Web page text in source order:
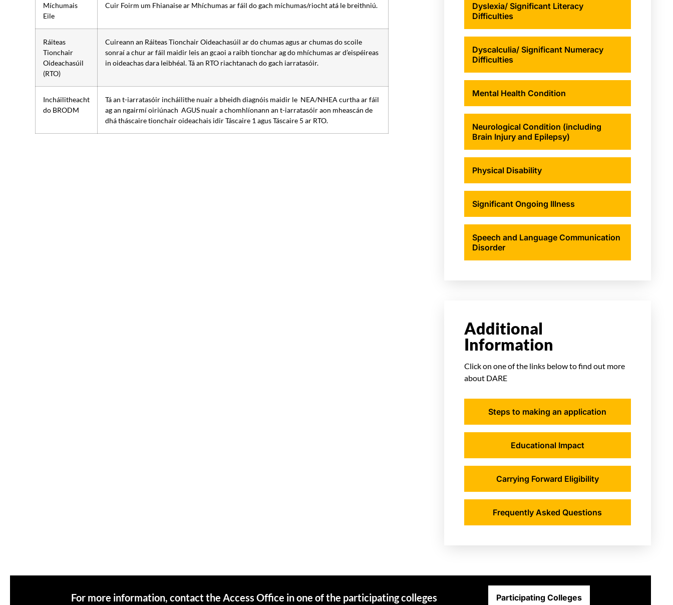
Míchumais
Eile
Cuir Foirm um Fhianaise ar Mhíchumas ar fáil do gach míchumas/riocht atá le breithniú.
Ráiteas
Tionchair
Oideachasúil
(RTO)
Cuireann an Ráiteas Tionchair Oideachasúil ar do chumas agus ar chumas do scoile
sonraí a chur ar fáil maidir leis an gcaoi a raibh tionchar ag do mhíchumas ar d’eispéireas
in oideachas dara leibhéal. Tá an RTO riachtanach do gach iarratasóir.
Incháilitheacht
do BRODM
Tá an t-iarratasóir incháilithe nuair a bheidh diagnóis maidir le NEA/NHEA curtha ar fáil
ag an ngairmí oiriúnach AGUS nuair a chomhlíonann an t-iarratasóir aon mheascán de
dhá tháscaire tionchair oideachais idir Táscaire 1 agus Táscaire 5 ar RTO.
Dyslexia/ Significant Literacy
Difficulties
Dyscalculia/ Significant Numeracy
Difficulties
Mental Health Condition
Neurological Condition (including
Brain Injury and Epilepsy)
Physical Disability
Significant Ongoing Illness
Speech and Language Communication
Disorder
Additional
Information
Click on one of the links below to find out more
about DARE
Steps to making an application
Educational Impact
Carrying Forward Eligibility
Frequently Asked Questions
For more information, contact the Access Office in one of the participating colleges Participating Colleges